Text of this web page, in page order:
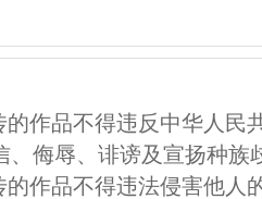
作品不得违反中华人民
、侮辱、诽谤及宣扬种族
作品不得违法侵害他人